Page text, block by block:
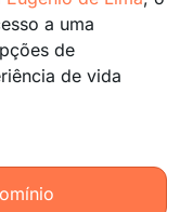
a uma
de
de vida